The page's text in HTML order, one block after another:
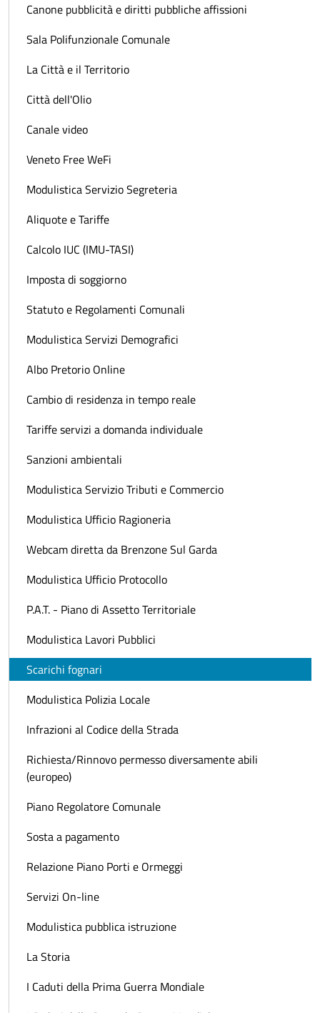
Canone pubblicità e diritti pubbliche affissioni
Sala Polifunzionale Comunale
La Città e il Territorio
Città dell'Olio
Canale video
Veneto Free WeFi
Modulistica Servizio Segreteria
Aliquote e Tariffe
Calcolo IUC (IMU-TASI)
Imposta di soggiorno
Statuto e Regolamenti Comunali
Modulistica Servizi Demografici
Albo Pretorio Online
Cambio di residenza in tempo reale
Tariffe servizi a domanda individuale
Sanzioni ambientali
Modulistica Servizio Tributi e Commercio
Modulistica Ufficio Ragioneria
Webcam diretta da Brenzone Sul Garda
Modulistica Ufficio Protocollo
P.A.T. - Piano di Assetto Territoriale
Modulistica Lavori Pubblici
Scarichi fognari
Modulistica Polizia Locale
Infrazioni al Codice della Strada
Richiesta/Rinnovo permesso diversamente abili
(europeo)
Piano Regolatore Comunale
Sosta a pagamento
Relazione Piano Porti e Ormeggi
Servizi On-line
Modulistica pubblica istruzione
La Storia
I Caduti della Prima Guerra Mondiale